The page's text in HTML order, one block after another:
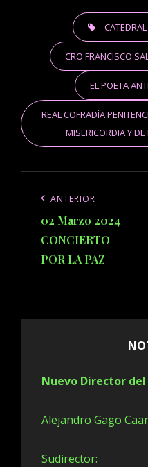
TAGS,
CRO FRANCISCO
EL POETA
REAL COFRADÍA
MISERICORDIA Y
entradas
Anterior
ANTERIOR
02 Marzo 2024
CONCIERTO
POR LA PAZ
Nuevo Director del
Alejandro Gago
Sudirector: